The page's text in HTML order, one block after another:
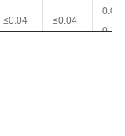
≤0.04 ≤0.04
0.02-
0.15